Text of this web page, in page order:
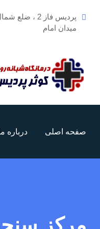
پردیس فاز 2 ،
میدان امام
صفحه اصلی درباره